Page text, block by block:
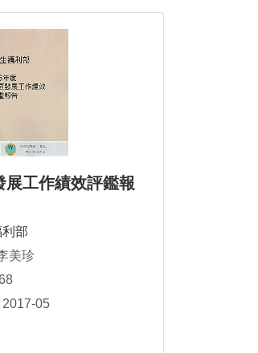
展工作績效評鑑報
部
美珍
05